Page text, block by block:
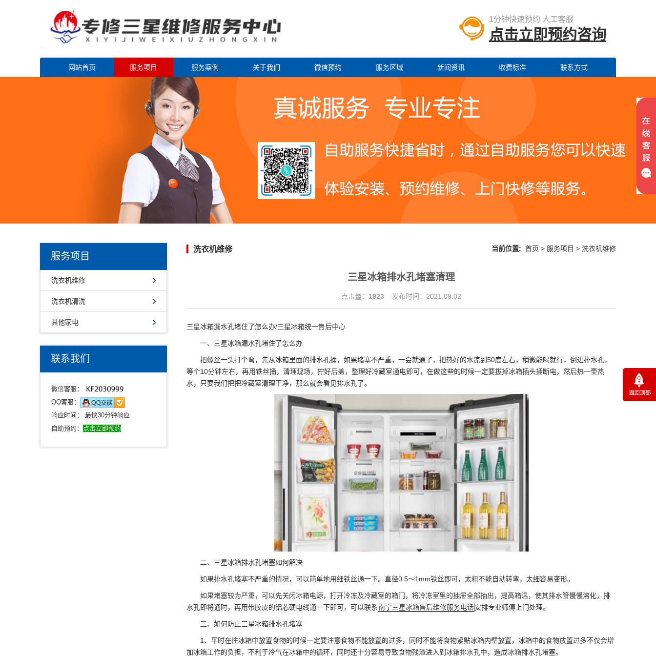
1分钟快速预约 人工客服
点击立即预约咨询
网站首页 服务项目 服务案例 关于我们 微信预约 服务区域 新闻资讯 收费标准 联系方式
服务项目
洗衣机维修
洗衣机清洗
其他家电
联系我们
微信客服：
QQ客服：
响应时间： 最快30分钟响应
自助预约： 点击立即预约
洗衣机维修 当前位置: 首页 > 服务项目 > 洗衣机维修
三星冰箱排水孔堵塞清理
点击量： 1923 发布时间：2021.09.02
三星冰箱漏水孔堵住了怎么办/三星冰箱统一售后中心
一、三星冰箱漏水孔堵住了怎么办
把螺丝一头打个弯，先从冰箱里面的排水孔捅，如果堵塞不严重，一会就通了，把热好的水凉到50度左右，稍微能喝就行，倒进排水孔，
等个10分钟左右，再用铁丝捅，清理现场，拧好后盖，整理好冷藏室通电即可，在做这些的时候一定要拔掉冰箱插头插断电，然后热一壶热
水，只要我们把把冷藏室清理干净，那么就会看见排水孔了。
二、三星冰箱排水孔堵塞如何解决
如果排水孔堵塞不严重的情况，可以简单地用细铁丝通一下。直径0.5～1mm铁丝即可，太粗不能自动转弯，太细容易变形。
如果堵塞较为严重，可以先关闭冰箱电源，打开冷冻及冷藏室的箱门，将冷冻室里的抽屉全部抽出，提高箱温，使其排水管慢慢溶化，排
水孔即将通时，再用带胶皮的铝芯硬电线通一下即可，可以联系南宁三星冰箱售后维修服务电话安排专业师傅上门处理。
三、如何防止三星冰箱排水孔堵塞
1、平时在往冰箱中放置食物的时候一定要注意食物不能放置的过多，同时不能将食物紧贴冰箱内壁放置，冰箱中的食物放置过多不仅会增
加冰箱工作的负担，不利于冷气在冰箱中的循环，同时还十分容易导致食物残渣进入到冰箱排水孔中，造成冰箱排水孔堵塞。